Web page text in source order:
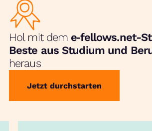
Hol mit dem e‑fellows.net-
Beste aus Studium und
heraus
Jetzt durchstarten